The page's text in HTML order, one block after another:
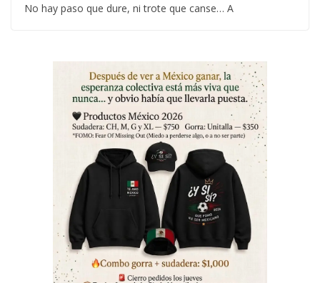
No hay paso que dure, ni trote que canse… A